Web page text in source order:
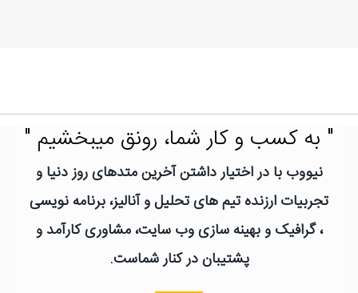
" به کسب و کار شما، رونق میبخشیم "
نیووب با در اختیار داشتن آخرین متدهای روز دنیا و
تجربیات ارزنده تیم های تحلیل و آنالیز، برنامه نویسی
، گرافیک و بهینه سازی وب سایت، مشاوری کارآمد و
پشتیبان در کنار شماست.